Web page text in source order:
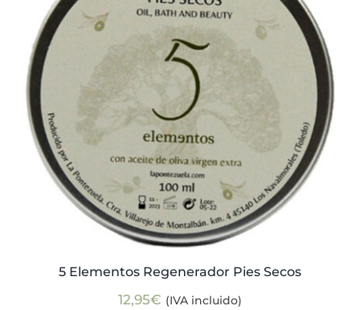
5 Elementos Regenerador Pies Secos
12,95€ (IVA incluido)